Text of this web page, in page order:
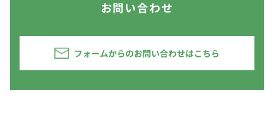
お問い合わせ
フォームからのお問い合わせはこちら